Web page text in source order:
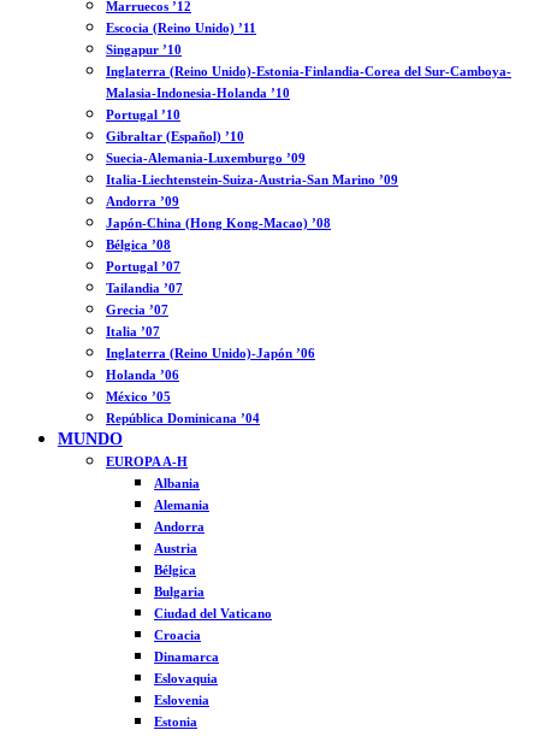
Marruecos ’12
Escocia (Reino Unido) ’11
Singapur ’10
Inglaterra (Reino Unido)-Estonia-Finlandia-Corea del Sur-Camboya-
Malasia-Indonesia-Holanda ’10
Portugal ’10
Gibraltar (Español) ’10
Suecia-Alemania-Luxemburgo ’09
Italia-Liechtenstein-Suiza-Austria-San Marino ’09
Andorra ’09
Japón-China (Hong Kong-Macao) ’08
Bélgica ’08
Portugal ’07
Tailandia ’07
Grecia ’07
Italia ’07
Inglaterra (Reino Unido)-Japón ’06
Holanda ’06
México ’05
República Dominicana ’04
MUNDO
EUROPA A-H
Albania
Alemania
Andorra
Austria
Bélgica
Bulgaria
Ciudad del Vaticano
Croacia
Dinamarca
Eslovaquia
Eslovenia
Estonia